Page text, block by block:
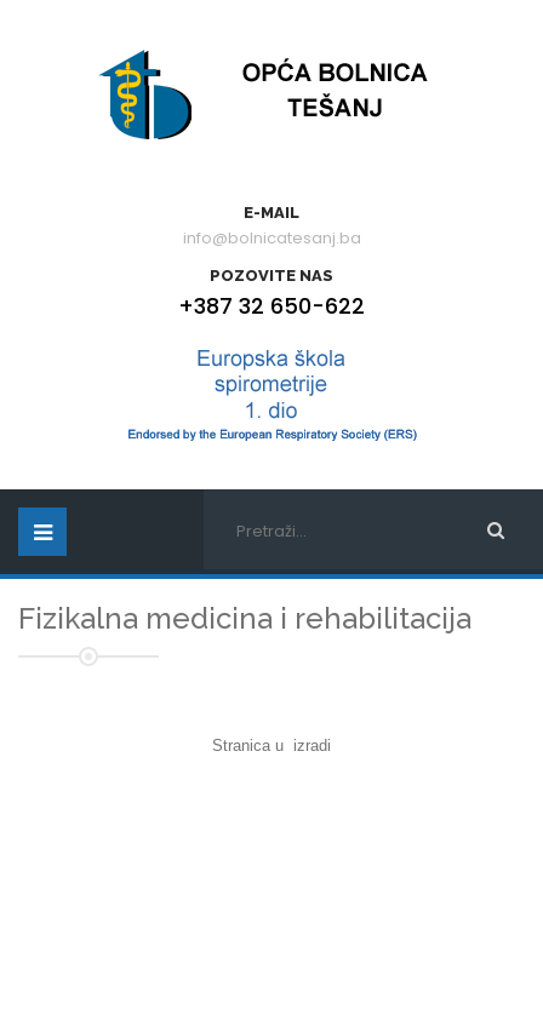
E-MAIL
info@bolnicatesanj.ba
POZOVITE NAS
+387 32 650-622
Fizikalna medicina i rehabilitacija
Stranica u izradi